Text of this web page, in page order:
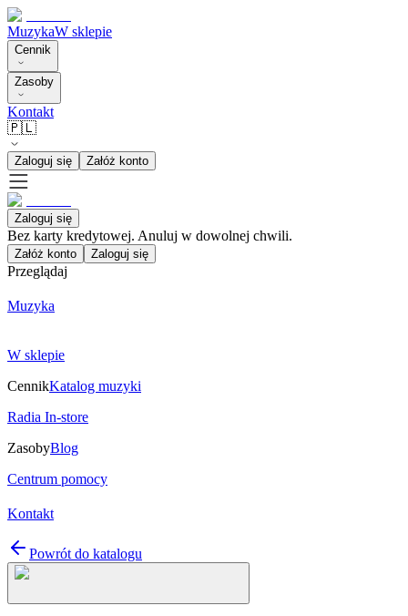
MuzykaW sklepie
Cennik
Zasoby
Kontakt
🇵🇱
Zaloguj się Załóż konto
Zaloguj się
Bez karty kredytowej. Anuluj w dowolnej chwili.
Załóż konto Zaloguj się
Przeglądaj
Muzyka
W sklepie
CennikKatalog muzyki
Radia In-store
ZasobyBlog
Centrum pomocy
Kontakt
Powrót do katalogu